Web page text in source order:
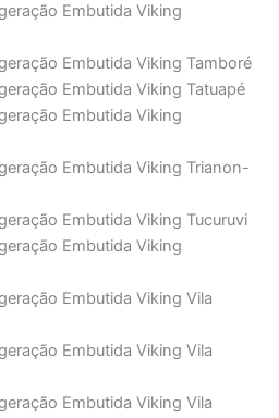
Embutida Viking
Embutida Viking Tamboré
Embutida Viking Tatuapé
Embutida Viking
Embutida Viking Trianon-
Embutida Viking Tucuruvi
Embutida Viking
Embutida Viking Vila
Embutida Viking Vila
Embutida Viking Vila